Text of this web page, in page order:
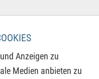
Anzeigen zu
Medien anbieten zu
Fortsetzung. Auch wenn
nichts geändert
Varianten.